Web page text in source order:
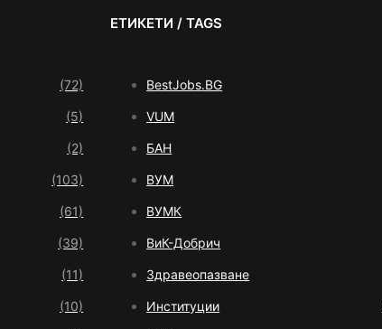
(72)
(5)
(2)
(103)
(61)
(39)
(11)
(10)
ЕТИКЕТИ / TAGS
BestJobs.BG
VUM
БАН
ВУМ
ВУМК
ВиК-Добрич
Здравеопазване
Институции